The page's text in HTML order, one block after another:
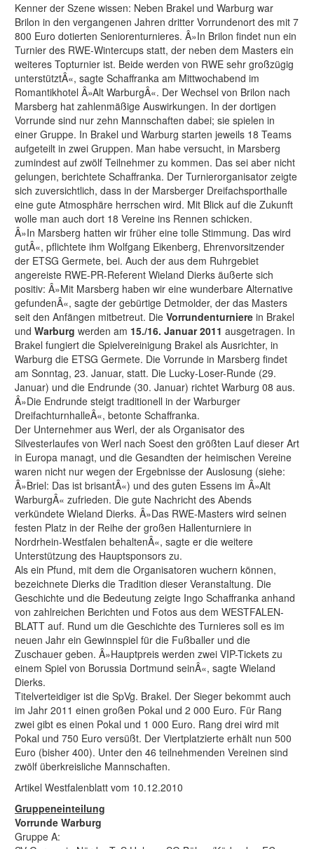
Kenner der Szene wissen: Neben Brakel und Warburg war
Brilon in den vergangenen Jahren dritter Vorrundenort des mit 7
800 Euro dotierten Seniorenturnieres. Â»In Brilon findet nun ein
Turnier des RWE-Wintercups statt, der neben dem Masters ein
weiteres Topturnier ist. Beide werden von RWE sehr großzügig
unterstütztÂ«, sagte Schaffranka am Mittwochabend im
Romantikhotel Â»Alt WarburgÂ«. Der Wechsel von Brilon nach
Marsberg hat zahlenmäßige Auswirkungen. In der dortigen
Vorrunde sind nur zehn Mannschaften dabei; sie spielen in
einer Gruppe. In Brakel und Warburg starten jeweils 18 Teams
aufgeteilt in zwei Gruppen. Man habe versucht, in Marsberg
zumindest auf zwölf Teilnehmer zu kommen. Das sei aber nicht
gelungen, berichtete Schaffranka. Der Turnierorganisator zeigte
sich zuversichtlich, dass in der Marsberger Dreifachsporthalle
eine gute Atmosphäre herrschen wird. Mit Blick auf die Zukunft
wolle man auch dort 18 Vereine ins Rennen schicken.
Â»In Marsberg hatten wir früher eine tolle Stimmung. Das wird
gutÂ«, pflichtete ihm Wolfgang Eikenberg, Ehrenvorsitzender
der ETSG Germete, bei. Auch der aus dem Ruhrgebiet
angereiste RWE-PR-Referent Wieland Dierks äußerte sich
positiv: Â»Mit Marsberg haben wir eine wunderbare Alternative
gefundenÂ«, sagte der gebürtige Detmolder, der das Masters
seit den Anfängen mitbetreut. Die Vorrundenturniere in Brakel
und Warburg werden am 15./16. Januar 2011 ausgetragen. In
Brakel fungiert die Spielvereinigung Brakel als Ausrichter, in
Warburg die ETSG Germete. Die Vorrunde in Marsberg findet
am Sonntag, 23. Januar, statt. Die Lucky-Loser-Runde (29.
Januar) und die Endrunde (30. Januar) richtet Warburg 08 aus.
Â»Die Endrunde steigt traditionell in der Warburger
DreifachturnhalleÂ«, betonte Schaffranka.
Der Unternehmer aus Werl, der als Organisator des
Silvesterlaufes von Werl nach Soest den größten Lauf dieser Art
in Europa managt, und die Gesandten der heimischen Vereine
waren nicht nur wegen der Ergebnisse der Auslosung (siehe:
Â»Briel: Das ist brisantÂ«) und des guten Essens im Â»Alt
WarburgÂ« zufrieden. Die gute Nachricht des Abends
verkündete Wieland Dierks. Â»Das RWE-Masters wird seinen
festen Platz in der Reihe der großen Hallenturniere in
Nordrhein-Westfalen behaltenÂ«, sagte er die weitere
Unterstützung des Hauptsponsors zu.
Als ein Pfund, mit dem die Organisatoren wuchern können,
bezeichnete Dierks die Tradition dieser Veranstaltung. Die
Geschichte und die Bedeutung zeigte Ingo Schaffranka anhand
von zahlreichen Berichten und Fotos aus dem WESTFALEN-
BLATT auf. Rund um die Geschichte des Turnieres soll es im
neuen Jahr ein Gewinnspiel für die Fußballer und die
Zuschauer geben. Â»Hauptpreis werden zwei VIP-Tickets zu
einem Spiel von Borussia Dortmund seinÂ«, sagte Wieland
Dierks.
Titelverteidiger ist die SpVg. Brakel. Der Sieger bekommt auch
im Jahr 2011 einen großen Pokal und 2 000 Euro. Für Rang
zwei gibt es einen Pokal und 1 000 Euro. Rang drei wird mit
Pokal und 750 Euro versüßt. Der Viertplatzierte erhält nun 500
Euro (bisher 400). Unter den 46 teilnehmenden Vereinen sind
zwölf überkreisliche Mannschaften.
Artikel Westfalenblatt vom 10.12.2010
Gruppeneinteilung
Vorrunde Warburg
Gruppe A: